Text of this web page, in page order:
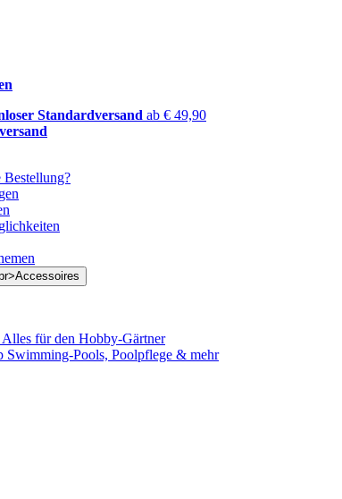
Standardversand ab € 49,90
Bestellung?
Alles für den Hobby-Gärtner
Swimming-Pools, Poolpflege & mehr